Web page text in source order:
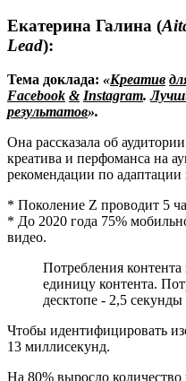
Екатерина Галина (
Lead):
Тема доклада: «Креатив
Facebook & Instagram.
результатов».
Она рассказала об аудитории
креатива и перфоманса на
рекомендации по
* Поколение Z проводит 5
* До 2020 года 75%
видео.
Потребления
единицу контента.
десктопе - 2,5
Чтобы идентифицировать
13 миллисекунд.
На 80% выросло количество